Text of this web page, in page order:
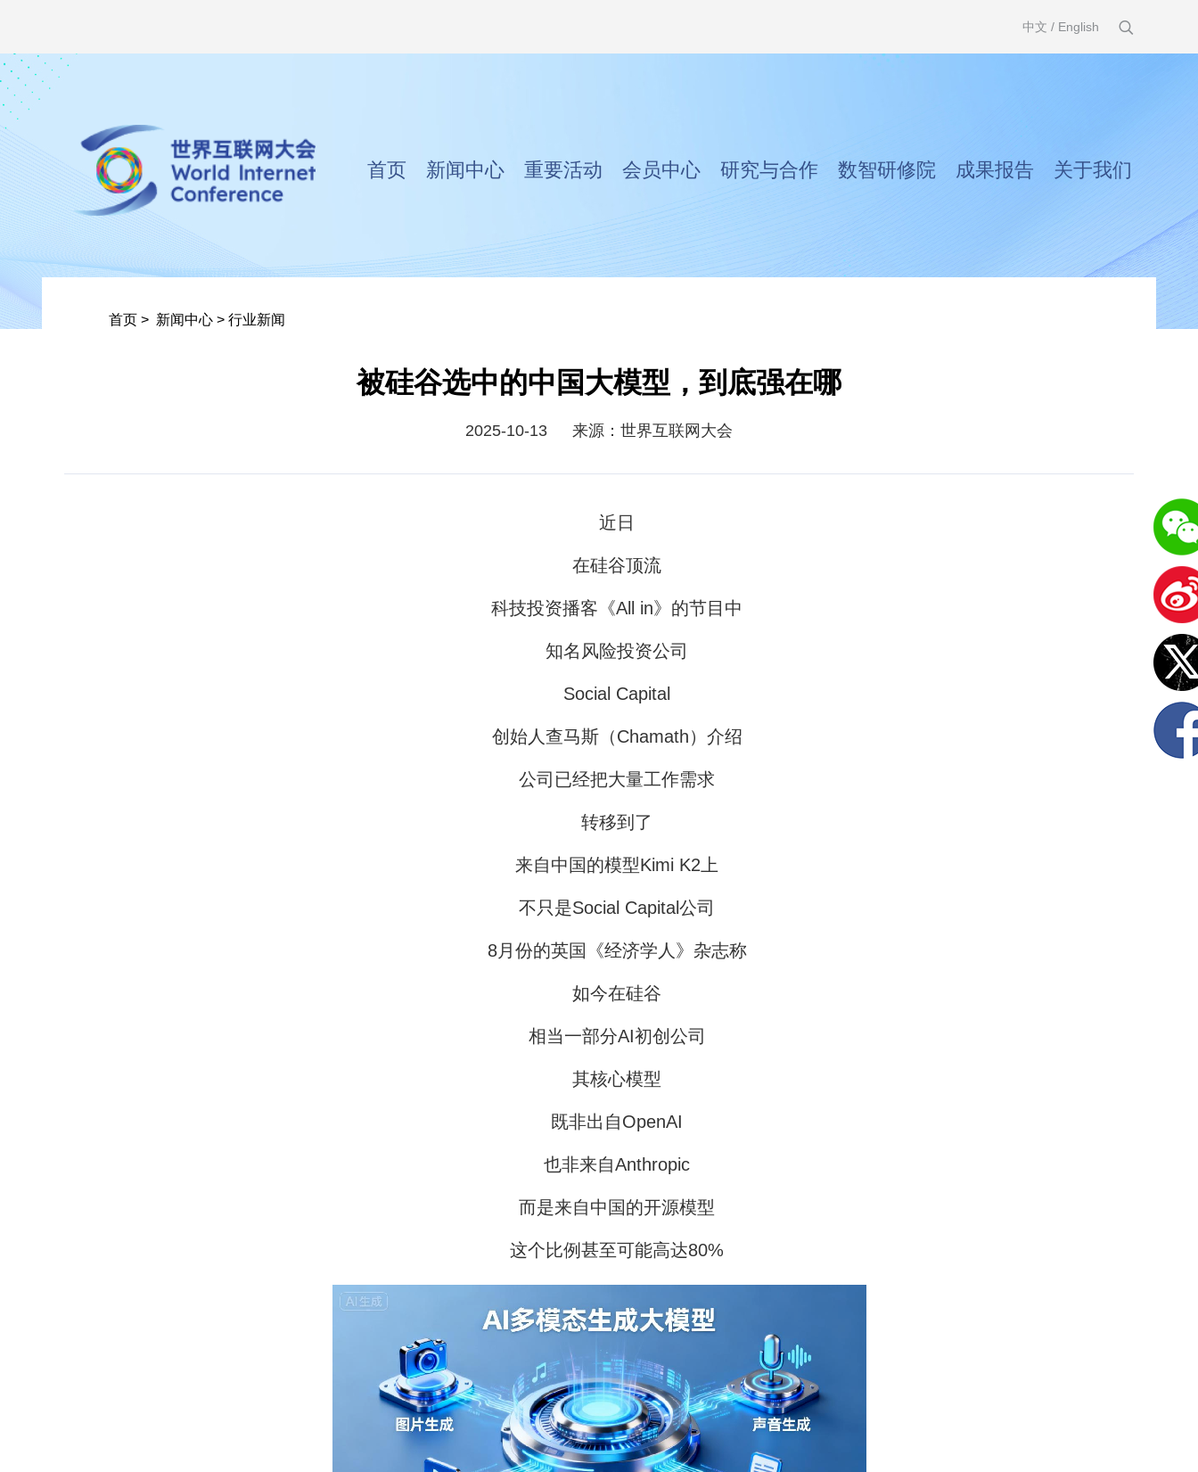
中文 / English
首页 新闻中心 重要活动 会员中心 研究与合作 数智研修院 成果报告 关于我们
首页 > 新闻中心 > 行业新闻
被硅谷选中的中国大模型，到底强在哪
2025-10-13 来源：世界互联网大会
近日
在硅谷顶流
科技投资播客《All in》的节目中
知名风险投资公司
Social Capital
创始人查马斯（Chamath）介绍
公司已经把大量工作需求
转移到了
来自中国的模型Kimi K2上
不只是Social Capital公司
8月份的英国《经济学人》杂志称
如今在硅谷
相当一部分AI初创公司
其核心模型
既非出自OpenAI
也非来自Anthropic
而是来自中国的开源模型
这个比例甚至可能高达80%